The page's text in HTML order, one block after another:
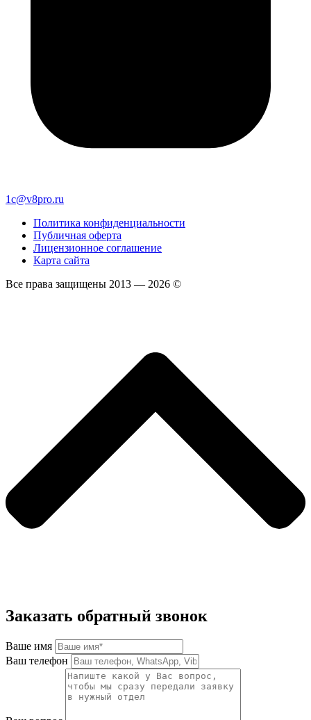
1c@v8pro.ru
Политика конфиденциальности
Публичная оферта
Лицензионное соглашение
Карта сайта
Все права защищены 2013 — 2026 ©
Заказать обратный звонок
Ваше имя
Ваш телефон